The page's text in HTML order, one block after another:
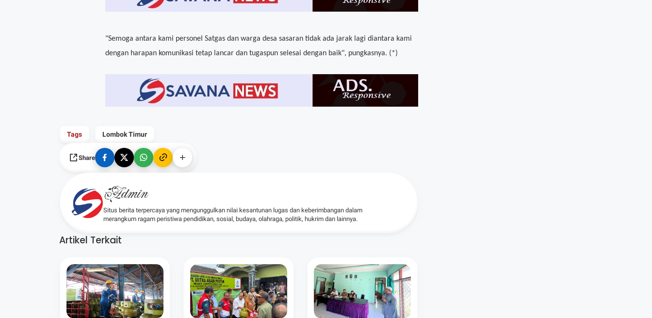
"Semoga antara kami personel Satgas dan warga desa sasaran tidak ada jarak lagi diantara kami
dengan harapan komunikasi tetap lancar dan tugaspun selesai dengan baik", pungkasnya. (*)
Tags Lombok Timur
Share
Admin
Situs berita terpercaya yang mengunggulkan nilai kesantunan lugas dan keberimbangan dalam
merangkum ragam peristiwa pendidikan, sosial, budaya, olahraga, politik, hukrim dan lainnya.
Artikel Terkait